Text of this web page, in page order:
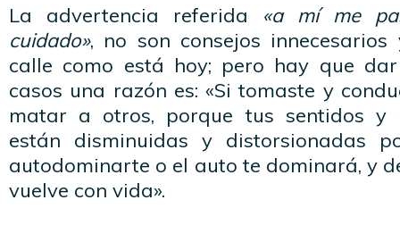
La advertencia referida «a mí me
cuidado», no son consejos
calle como está hoy; pero hay que
casos una razón es: «Si tomaste y
matar a otros, porque tus sentidos y
están disminuidas y distorsionadas
autodominarte o el auto te dominará, y
vuelve con vida».